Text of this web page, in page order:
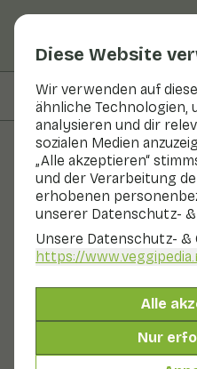
Diese Website
Wir verwenden auf
ähnliche Technologien,
analysieren und dir
sozialen Medien
„Alle akzeptieren“
und der Verarbeitung
erhobenen
unserer Datenschutz-
Unsere Datenschutz- &
https://
Alle
Nur
Auf dieser Seite
Rezepte
Pikante
Paprika von
380 g Gemüse p. P.&50 g